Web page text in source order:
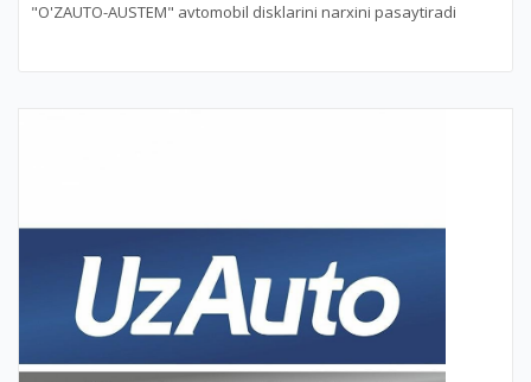
"O'ZAUTO-AUSTEM" avtomobil disklarini narxini pasaytiradi